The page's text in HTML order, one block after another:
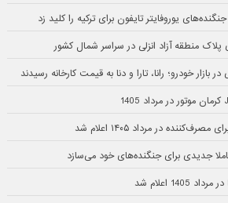
منطقه آزاد انزلی در سراسر شمال کشور
خودرو؛ رانا، تارا و دنا به قیمت کارخانه رسیدند
جدیدی برای جنگنده‌های خود می‌سازد